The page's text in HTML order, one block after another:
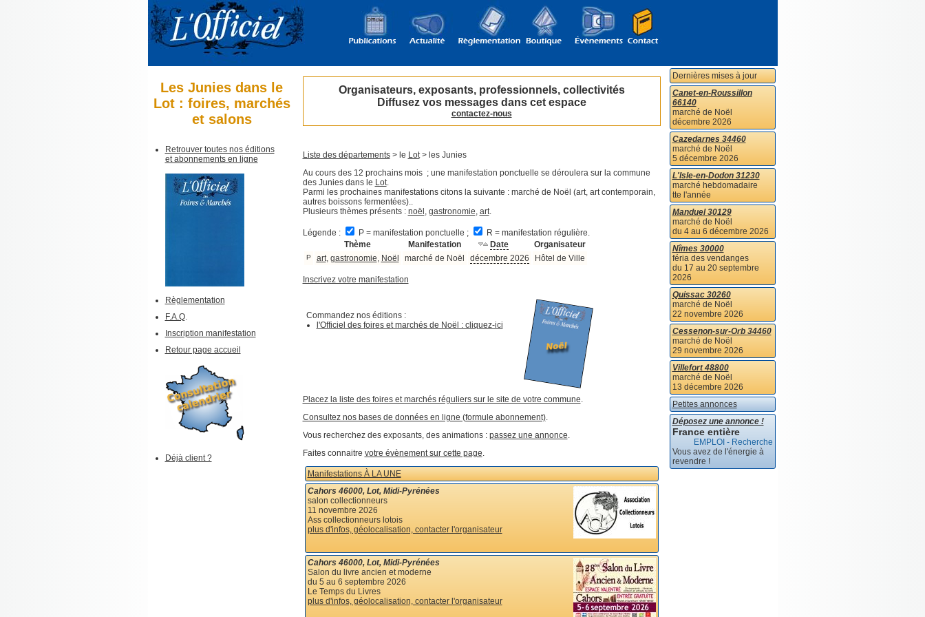
Les Junies dans le
Lot : foires, marchés
et salons
Retrouver toutes nos éditions
et abonnements en ligne
Règlementation
F.A.Q.
Inscription manifestation
Retour page accueil
Déjà client ?
Organisateurs, exposants, professionnels, collectivités
Diffusez vos messages dans cet espace
contactez-nous
Liste des départements> le Lot> les Junies
Au cours des 12 prochains mois ; une manifestation ponctuelle se déroulera sur la commune
des Junies dans le Lot.
Parmi les prochaines manifestations citons la suivante : marché de Noël (art, art contemporain,
autres boissons fermentées)..
Plusieurs thèmes présents : noël , gastronomie, art.
Légende : P = manifestation ponctuelle ;
R = manifestation régulière.
Thème
Manifestation Date Organisateur
P art, gastronomie, Noël marché de Noël décembre 2026 Hôtel de Ville
Inscrivez votre manifestation
Commandez nos éditions :
l'Officiel des foires et marchés de Noël : cliquez-ici
Placez la liste des foires et marchés réguliers sur le site de votre commune.
Consultez nos bases de données en ligne (formule abonnement).
Vous recherchez des exposants, des animations : passez une annonce.
Faites connaitre votre évènement sur cette page.
Manifestations À LA UNE
Cahors 46000, Lot, Midi-Pyrénées
salon collectionneurs
11 novembre 2026
Ass collectionneurs lotois
plus d'infos, géolocalisation, contacter l'organisateur
Cahors 46000, Lot, Midi-Pyrénées
Salon du livre ancien et moderne
du 5 au 6 septembre 2026
Le Temps du Livres
plus d'infos, géolocalisation, contacter l'organisateur
Dernières mises à jour
Canet-en-Roussillon
66140
marché de Noël
décembre 2026
Cazedarnes 34460
marché de Noël
5 décembre 2026
L'Isle-en-Dodon 31230
marché hebdomadaire
tte l'année
Manduel 30129
marché de Noël
du 4 au 6 décembre 2026
Nîmes 30000
féria des vendanges
du 17 au 20 septembre
2026
Quissac 30260
marché de Noël
22 novembre 2026
Cessenon-sur-Orb 34460
marché de Noël
29 novembre 2026
Villefort 48800
marché de Noël
13 décembre 2026
Petites annonces
Déposez une annonce !
France entière
EMPLOI - Recherche
Vous avez de l'énergie à
revendre !